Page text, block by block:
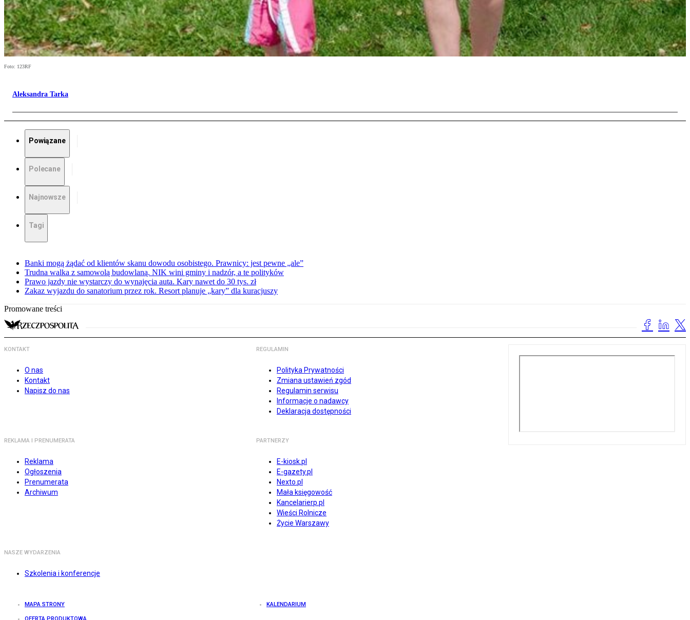
Foto: 123RF
Aleksandra Tarka
Powiązane
Polecane
Najnowsze
Tagi
Banki mogą żądać od klientów skanu dowodu osobistego. Prawnicy: jest pewne „ale”
Trudna walka z samowolą budowlaną. NIK wini gminy i nadzór, a te polityków
Prawo jazdy nie wystarczy do wynajęcia auta. Kary nawet do 30 tys. zł
Zakaz wyjazdu do sanatorium przez rok. Resort planuje „kary” dla kuracjuszy
Promowane treści
KONTAKT
O nas
Kontakt
Napisz do nas
REGULAMIN
Polityka Prywatności
Zmiana ustawień zgód
Regulamin serwisu
Informacje o nadawcy
Deklaracja dostępności
REKLAMA I PRENUMERATA
Reklama
Ogłoszenia
Prenumerata
Archiwum
PARTNERZY
E-kiosk.pl
E-gazety.pl
Nexto.pl
Mała księgowość
Kancelarierp.pl
Wieści Rolnicze
Życie Warszawy
NASZE WYDARZENIA
Szkolenia i konferencje
MAPA STRONY KALENDARIUM